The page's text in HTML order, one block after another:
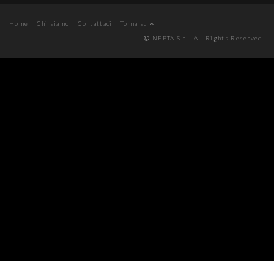
Home Chi siamo Contattaci
Torna su
NEPTA S.r.l. All Rights Reserved.